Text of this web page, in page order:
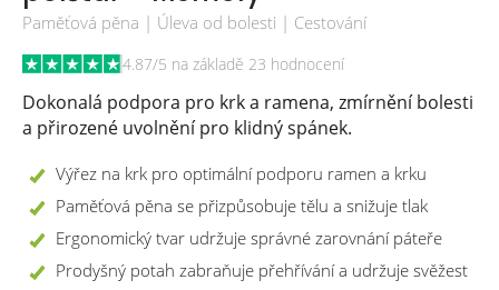
Paměťová pěna | Úleva od bolesti | Cestování
4.87/5 na základě 23 hodnocení
Dokonalá podpora pro krk a ramena, zmírnění bolesti
a přirozené uvolnění pro klidný spánek.
Výřez na krk pro optimální podporu ramen a krku
Paměťová pěna se přizpůsobuje tělu a snižuje tlak
Ergonomický tvar udržuje správné zarovnání páteře
Prodyšný potah zabraňuje přehřívání a udržuje svěžest